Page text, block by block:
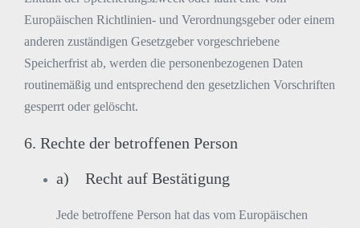
Europäischen Richtlinien- und Verordnungsgeber oder einem
anderen zuständigen Gesetzgeber vorgeschriebene
Speicherfrist ab, werden die personenbezogenen Daten
routinemäßig und entsprechend den gesetzlichen Vorschriften
gesperrt oder gelöscht.
6. Rechte der betroffenen Person
a) Recht auf Bestätigung
Jede betroffene Person hat das vom Europäischen